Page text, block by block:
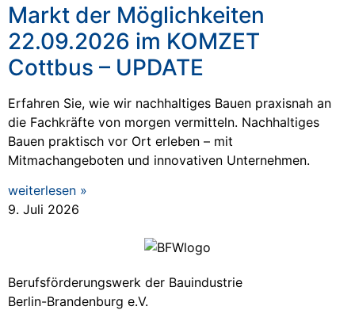
Markt der Möglichkeiten
22.09.2026 im KOMZET
Cottbus – UPDATE
Erfahren Sie, wie wir nachhaltiges Bauen praxisnah an
die Fachkräfte von morgen vermitteln. Nachhaltiges
Bauen praktisch vor Ort erleben – mit
Mitmachangeboten und innovativen Unternehmen.
weiterlesen »
9. Juli 2026
Berufsförderungswerk der Bauindustrie
Berlin-Brandenburg e.V.